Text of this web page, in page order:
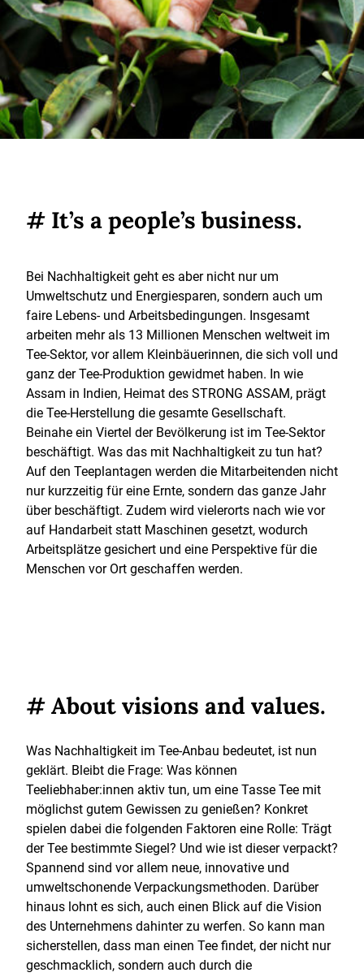
# It’s a people’s business.
Bei Nachhaltigkeit geht es aber nicht nur um
Umweltschutz und Energiesparen, sondern auch um
faire Lebens- und Arbeitsbedingungen. Insgesamt
arbeiten mehr als 13 Millionen Menschen weltweit im
Tee-Sektor, vor allem Kleinbäuerinnen, die sich voll und
ganz der Tee-Produktion gewidmet haben. In wie
Assam in Indien, Heimat des STRONG ASSAM, prägt
die Tee-Herstellung die gesamte Gesellschaft.
Beinahe ein Viertel der Bevölkerung ist im Tee-Sektor
beschäftigt. Was das mit Nachhaltigkeit zu tun hat?
Auf den Teeplantagen werden die Mitarbeitenden nicht
nur kurzzeitig für eine Ernte, sondern das ganze Jahr
über beschäftigt. Zudem wird vielerorts nach wie vor
auf Handarbeit statt Maschinen gesetzt, wodurch
Arbeitsplätze gesichert und eine Perspektive für die
Menschen vor Ort geschaffen werden.
# About visions and values.
Was Nachhaltigkeit im Tee-Anbau bedeutet, ist nun
geklärt. Bleibt die Frage: Was können
Teeliebhaber:innen aktiv tun, um eine Tasse Tee mit
möglichst gutem Gewissen zu genießen? Konkret
spielen dabei die folgenden Faktoren eine Rolle: Trägt
der Tee bestimmte Siegel? Und wie ist dieser verpackt?
Spannend sind vor allem neue, innovative und
umweltschonende Verpackungsmethoden. Darüber
hinaus lohnt es sich, auch einen Blick auf die Vision
des Unternehmens dahinter zu werfen. So kann man
sicherstellen, dass man einen Tee findet, der nicht nur
geschmacklich, sondern auch durch die